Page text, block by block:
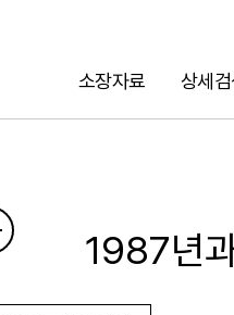
소장자료 상세검
1987년